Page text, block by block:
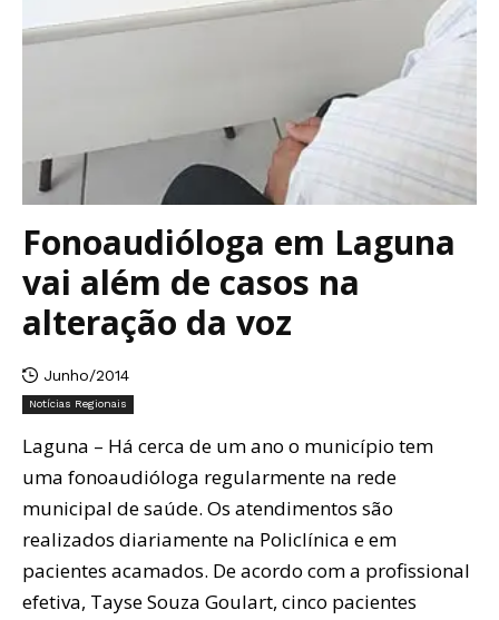
Fonoaudióloga em Laguna
vai além de casos na
alteração da voz
Junho/2014
Notícias Regionais
Laguna – Há cerca de um ano o município tem
uma fonoaudióloga regularmente na rede
municipal de saúde. Os atendimentos são
realizados diariamente na Policlínica e em
pacientes acamados. De acordo com a profissional
efetiva, Tayse Souza Goulart, cinco pacientes